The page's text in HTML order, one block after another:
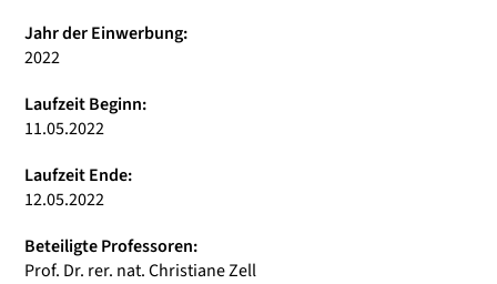
Jahr der Einwerbung:
2022
Laufzeit Beginn:
11.05.2022
Laufzeit Ende:
12.05.2022
Beteiligte Professoren:
Prof. Dr. rer. nat. Christiane Zell